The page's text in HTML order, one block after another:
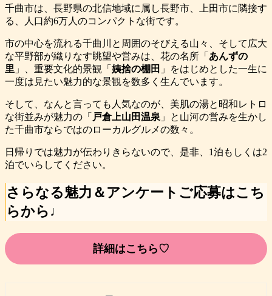
千曲市は、長野県の北信地域に属し長野市、上田市に隣接す
る、人口約6万人のコンパクトな街です。
市の中心を流れる千曲川と周囲のそびえる山々、そして広大
な平野部が織りなす眺望や営みは、花の名所「 あんずの
里 」、重要文化的景観「 姨捨の棚田 」をはじめとした一生に
一度は見たい魅力的な景観を数多く生んでいます。
そして、なんと言っても人気なのが、美肌の湯と昭和レトロ
な街並みが魅力の「 戸倉上山田温泉 」と山河の営みを生かし
た千曲市ならではのローカルグルメの数々。
日帰りでは魅力が伝わりきらないので、是非、1泊もしくは2
泊でいらしてください。
さらなる魅力＆アンケートご応募はこち
らから♩
詳細はこちら♡